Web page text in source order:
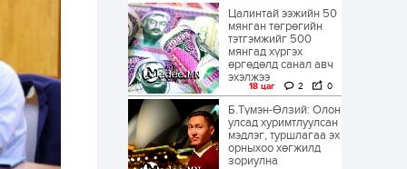
Цалинтай ээжийн 50
мянган төгрөгийн
тэтгэмжийг 500
мянгад хүргэх
өргөдөлд санал авч
эхэлжээ
18 цаг 2 0
Б.Түмэн-Өлзий: Олон
улсад хуримтлуулсан
мэдлэг, туршлагаа эх
орныхоо хөгжилд
зориулна